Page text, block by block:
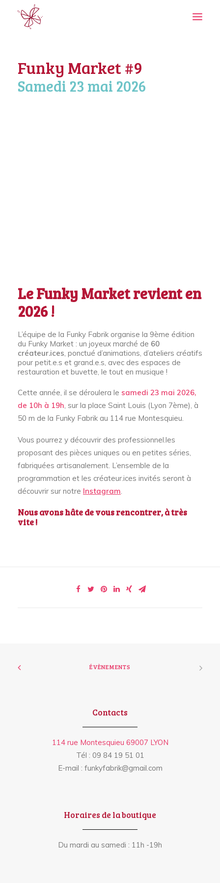
Funky Market #9
Samedi 23 mai 2026
LeFunky Marketrevient en
2026 !
L’équipe de la Funky Fabrik organise la 9ème édition
du Funky Market : un joyeux marché de 60
créateur.ices, ponctué d’animations, d’ateliers créatifs
pour petit.e.s et grand.e.s, avec des espaces de
restauration et buvette, le tout en musique !
Cette année, il se déroulera le samedi 23 mai 2026,
de 10h à 19h, sur la place Saint Louis (Lyon 7ème), à
50 m de la Funky Fabrik au 114 rue Montesquieu.
Vous pourrez y découvrir des professionnel.les
proposant des pièces uniques ou en petites séries,
fabriquées artisanalement. L’ensemble de la
programmation et les créateur.ices invités seront à
découvrir sur notre Instagram.
Nous avons hâte de vous rencontrer, à très
vite !
ÉVÈNEMENTS
Contacts
114 rue Montesquieu 69007 LYON
Tél : 09 84 19 51 01
E-mail : funkyfabrik@gmail.com
Horaires de la boutique
Du mardi au samedi : 11h -19h